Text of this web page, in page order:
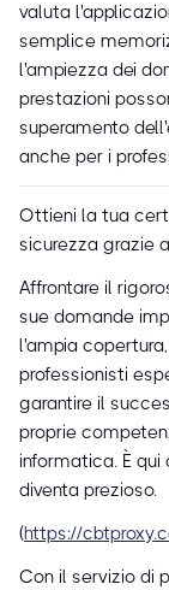
valuta
semplice
l'ampiezza dei
prestazioni
superamento
anche per i
Ottieni la tua
sicurezza grazie
Affrontare il
sue domande
l'ampia
professionisti
garantire il
proprie
informatica. È
diventa prezioso.
(https://
Con il servizio di